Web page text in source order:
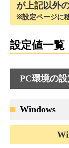
が上記以外
※設定ページに
設定値一覧
PC環境の設
Windows